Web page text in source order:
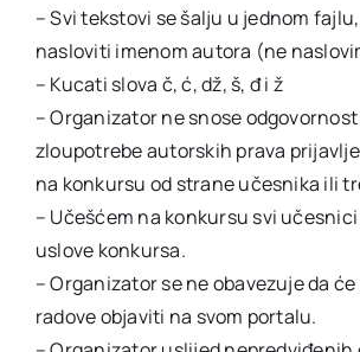
– Svi tekstovi se šalju u jednom
nasloviti imenom autora (ne
– Kucati slova č, ć, dž, š, đ i ž
– Organizator ne snose
zloupotrebe autorskih prava
na konkursu od strane učesnika ili
– Učešćem na konkursu svi
uslove konkursa.
– Organizator se ne obavezuje da
radove objaviti na svom portalu.